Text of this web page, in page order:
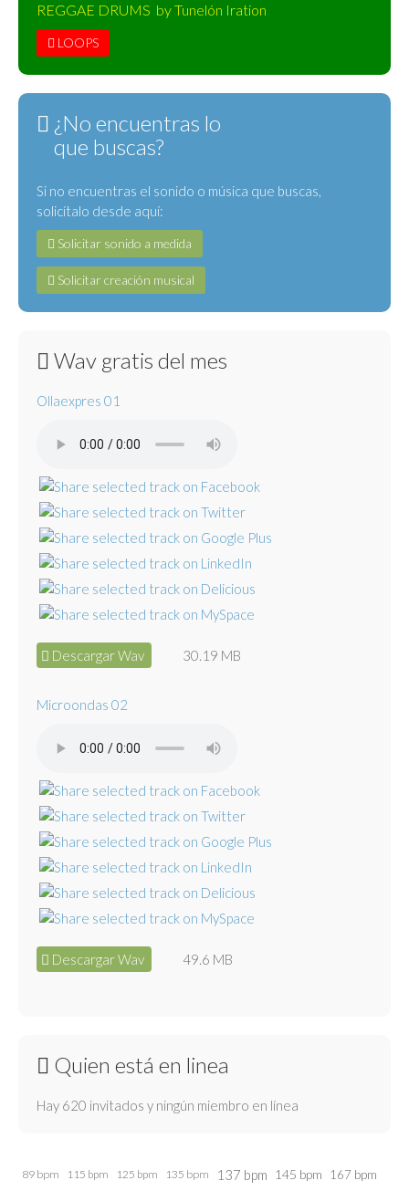
REGGAE DRUMS by Tunelón Iration
LOOPS
¿No encuentras lo
que buscas?
Si no encuentras el sonido o música que buscas,
solicítalo desde aquí:
Solicitar sonido a medida
Solicitar creación musical
Wav gratis del mes
Ollaexpres 01
Descargar Wav 30.19 MB
Microondas 02
Descargar Wav 49.6 MB
Quien está en linea
Hay 620 invitados y ningún miembro en línea
89 bpm 115 bpm 125 bpm 135 bpm 137 bpm 145 bpm 167 bpm